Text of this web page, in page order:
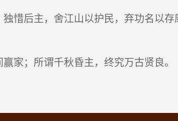
惜后主，舍江山以护民，弃功名以存
家；所谓千秋昏主，终究万古贤良。